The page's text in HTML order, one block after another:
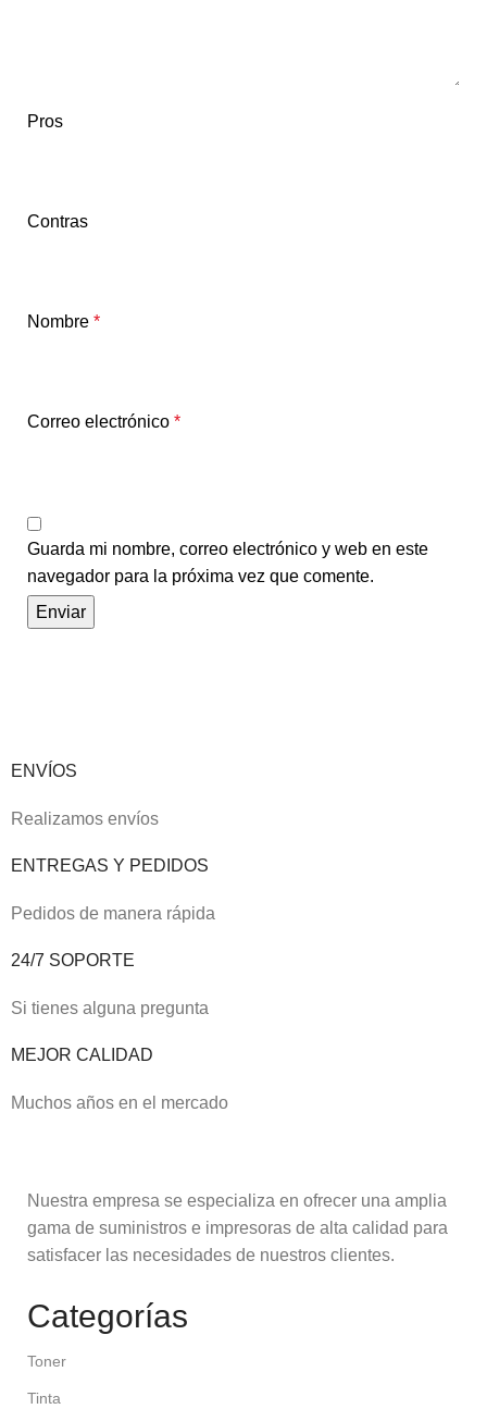
Pros
Contras
Nombre *
Correo electrónico *
Guarda mi nombre, correo electrónico y web en este
navegador para la próxima vez que comente.
ENVÍOS
Realizamos envíos
ENTREGAS Y PEDIDOS
Pedidos de manera rápida
24/7 SOPORTE
Si tienes alguna pregunta
MEJOR CALIDAD
Muchos años en el mercado
Nuestra empresa se especializa en ofrecer una amplia
gama de suministros e impresoras de alta calidad para
satisfacer las necesidades de nuestros clientes.
Categorías
Toner
Tinta